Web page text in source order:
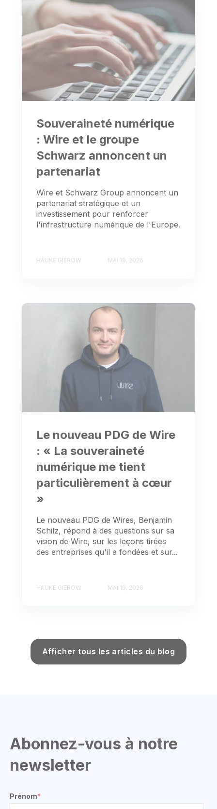
Souveraineté numérique
: Wire et le groupe
Schwarz annoncent un
partenariat
Wire et Schwarz Group annoncent un
partenariat stratégique et un
investissement pour renforcer
l'infrastructure numérique de l'Europe.
HAUKE GIEROW MAI 19, 2026
Le nouveau PDG de Wire
: « La souveraineté
numérique me tient
particulièrement à cœur
»
Le nouveau PDG de Wires, Benjamin
Schilz, répond à des questions sur sa
vision de Wire, sur les leçons tirées
des entreprises qu'il a fondées et sur...
HAUKE GIEROW MAI 19, 2026
Afficher tous les articles du blog
Abonnez-vous à notre
newsletter
Prénom*